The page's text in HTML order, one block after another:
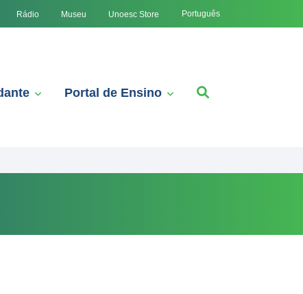
Rádio Museu Unoesc Store Português
Portal de Ensino